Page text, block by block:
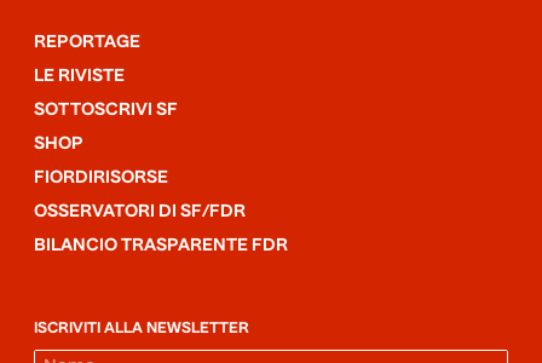
REPORTAGE
LE RIVISTE
SOTTOSCRIVI SF
SHOP
FIORDIRISORSE
OSSERVATORI DI SF/FDR
BILANCIO TRASPARENTE FDR
ISCRIVITI ALLA NEWSLETTER